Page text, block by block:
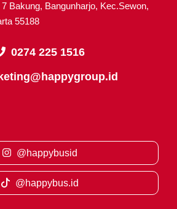
Bakung, Bangunharjo, Kec.Sewon,
55188
0274 225 1516
@happybusid
@happybus.id